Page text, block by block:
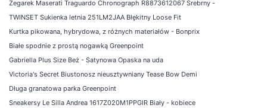
Zegarek Maserati Traguardo Chronograph R8873612067 Srebrny -
TWINSET Sukienka letnia 251LM2JAA Błękitny Loose Fit
Kurtka pikowana, hybrydowa, z różnych materiałów - Bonprix
Białe spodnie z prostą nogawką Greenpoint
Gabriella Plus Size Beż - Satynowa Opaska na uda
Victoria's Secret Biustonosz nieusztywniany Tease Bow Demi
Długa granatowa parka Greenpoint
Sneakersy Le Silla Andrea 1617Z020M1PPGIR Biały - kobiece